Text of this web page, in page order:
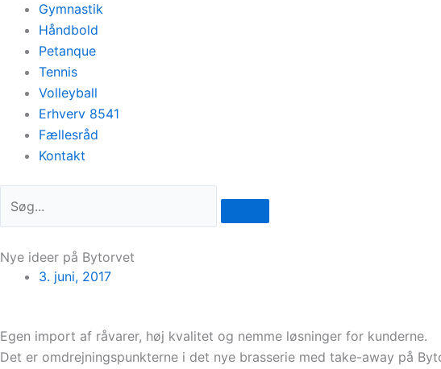
Gymnastik
Håndbold
Petanque
Tennis
Volleyball
Erhverv 8541
Fællesråd
Kontakt
Nye ideer på Bytorvet
3. juni, 2017
Egen import af råvarer, høj kvalitet og nemme løsninger for kunderne.
Det er omdrejningspunkterne i det nye brasserie med take-away på